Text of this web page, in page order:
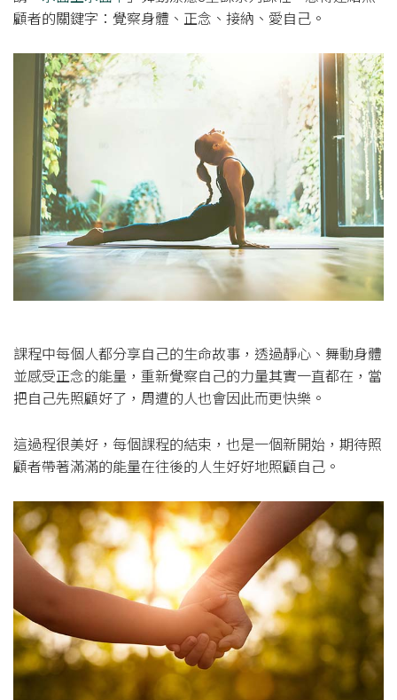
顧者的關鍵字：覺察身體、正念、接納、愛自己。
課程中每個人都分享自己的生命故事，透過靜心、舞動身體
並感受正念的能量，重新覺察自己的力量其實一直都在，當
把自己先照顧好了，周遭的人也會因此而更快樂。
這過程很美好，每個課程的結束，也是一個新開始，期待照
顧者帶著滿滿的能量在往後的人生好好地照顧自己。